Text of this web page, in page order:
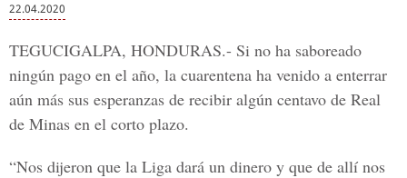
22.04.2020
TEGUCIGALPA, HONDURAS.- Si no ha saboreado
ningún pago en el año, la cuarentena ha venido a enterrar
aún más sus esperanzas de recibir algún centavo de Real
de Minas en el corto plazo.
“Nos dijeron que la Liga dará un dinero y que de allí nos